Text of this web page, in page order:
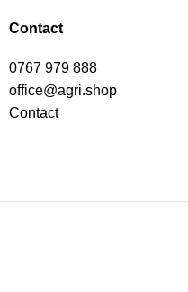
Contact
0767 979 888
office@agri.shop
Contact